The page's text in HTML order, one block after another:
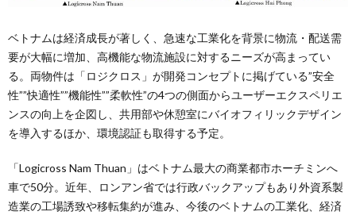
ベトナムは経済成長が著しく、急速な工業化を背景に物流・配送需
要が大幅に増加、高機能な物流施設に対するニーズが高まってい
る。両物件は「ロジクロス」が開発コンセプトに掲げている”安全
性””快適性””機能性””柔軟性”の4つの側面からユーザーエクスペリエ
ンスの向上を企図し、共用部や休憩室にバイオフィリックデザイン
を導入するほか、環境認証も取得する予定。
「Logicross Nam Thuan」はベトナム最大の商業都市ホーチミンへ
車で50分。近年、ロンアン省では行政バックアップもあり外資系製
造業の工場誘致や移転集約が進み、今後のベトナムの工業化、経済